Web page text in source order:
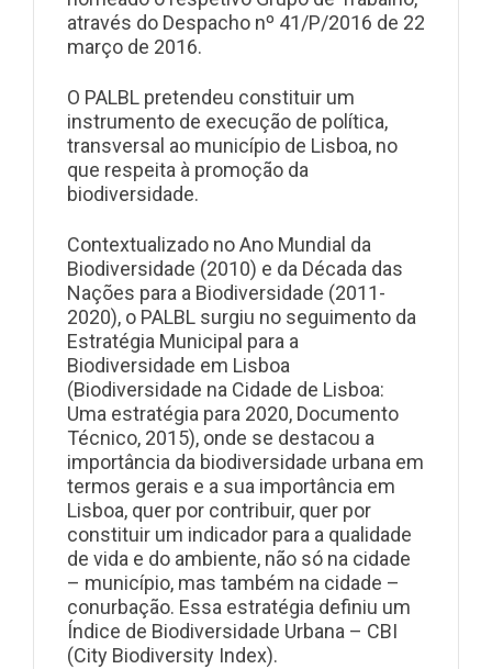
através do Despacho nº 41/P/2016 de 22
março de 2016.
O PALBL pretendeu constituir um
instrumento de execução de política,
transversal ao município de Lisboa, no
que respeita à promoção da
biodiversidade.
Contextualizado no Ano Mundial da
Biodiversidade (2010) e da Década das
Nações para a Biodiversidade (2011-
2020), o PALBL surgiu no seguimento da
Estratégia Municipal para a
Biodiversidade em Lisboa
(Biodiversidade na Cidade de Lisboa:
Uma estratégia para 2020, Documento
Técnico, 2015), onde se destacou a
importância da biodiversidade urbana em
termos gerais e a sua importância em
Lisboa, quer por contribuir, quer por
constituir um indicador para a qualidade
de vida e do ambiente, não só na cidade
– município, mas também na cidade –
conurbação. Essa estratégia definiu um
Índice de Biodiversidade Urbana – CBI
(City Biodiversity Index).